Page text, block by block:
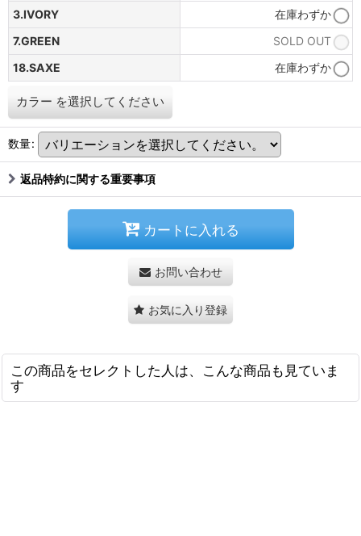
3.IVORY
在庫わずか
7.GREEN
SOLD OUT
18.SAXE
在庫わずか
カラー を選択してください
数量:
返品特約に関する重要事項
カートに入れる
お問い合わせ
お気に入り登録
この商品をセレクトした人は、こんな商品も見ていま
す